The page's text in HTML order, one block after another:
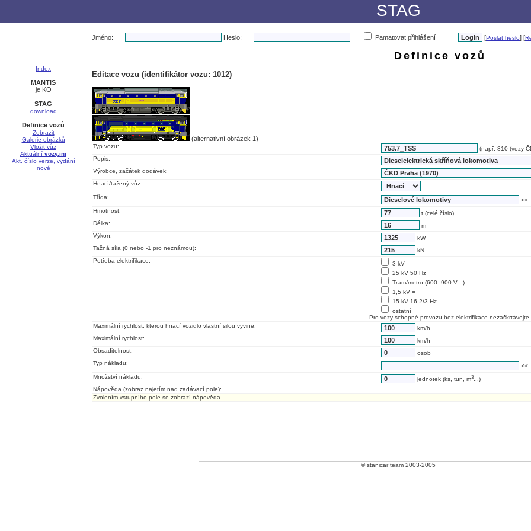
STAG
Index
MANTIS
je KO
STAG
download
Definice vozů
Zobrazit
Galerie obrázků
Vložit vůz
Aktuální vozy.ini
Akt. číslo verze, vydání
nové
Jméno: Heslo: Pamatovat přihlášení [Poslat heslo] [
Definice vozů
Editace vozu (identifikátor vozu: 1012)
(alternativní obrázek 1)
Typ vozu:
(např. 810 (vozy
Popis:
Výrobce, začátek dodávek:
Hnací/tažený vůz:
Třída:
<<
Hmotnost:
t (celé číslo)
Délka:
m
Výkon:
kW
Tažná síla (0 nebo -1 pro neznámou):
kN
Potřeba elektrifikace:
3 kV =
25 kV 50 Hz
Tram/metro (600..900 V =)
1,5 kV =
15 kV 16 2/3 Hz
ostatní
Pro vozy schopné provozu bez elektrifikace nezaškrtávejte
Maximální rychlost, kterou hnací vozidlo vlastní silou vyvine:
km/h
Maximální rychlost:
km/h
Obsaditelnost:
osob
Typ nákladu:
<<
Množství nákladu:
jednotek (ks, tun, m3 ...)
Nápověda (zobraz najetím nad zadávací pole):
Zvolením vstupního pole se zobrazí nápověda
© stanicar team 2003-2005